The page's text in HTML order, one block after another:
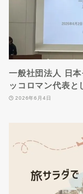
一般社団法人 日
ッコロマン代表と
2026年6月4日